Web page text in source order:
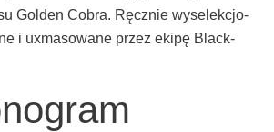
Gol­den Cobra. Ręcz­nie wyse­lek­cjo­
i uxma­so­wa­ne przez eki­pę Black­